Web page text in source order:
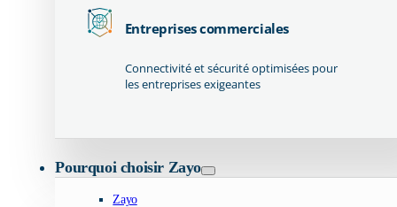
Entreprises commerciales
Connectivité et sécurité optimisées pour
les entreprises exigeantes
Pourquoi choisir Zayo
Zayo